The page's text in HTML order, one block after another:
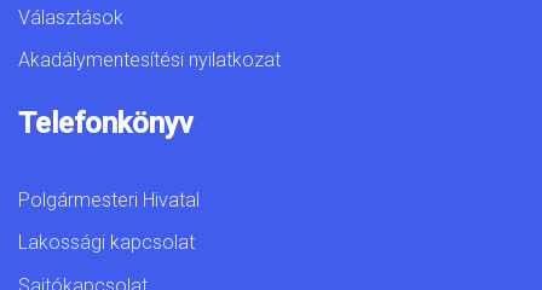
Választások
Akadálymentesítési nyilatkozat
Telefonkönyv
Polgármesteri Hivatal
Lakossági kapcsolat
Sajtókapcsolat